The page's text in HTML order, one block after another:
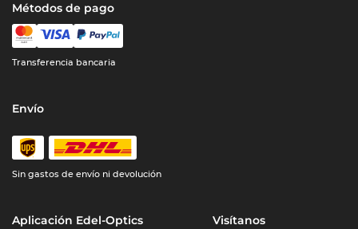
Métodos de pago
Transferencia bancaria
Envío
Sin gastos de envío ni devolución
Aplicación Edel-Optics Visítanos